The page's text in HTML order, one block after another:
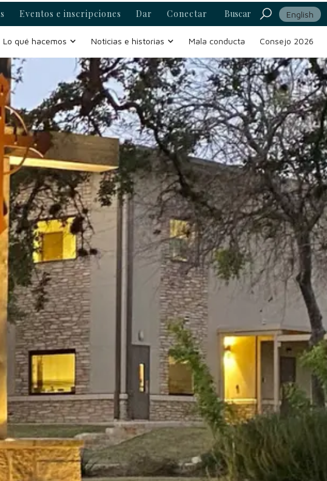
Eventos e inscripciones Dar Conectar Buscar English
Lo qué hacemos Noticias e historias Mala conducta Consejo 2026